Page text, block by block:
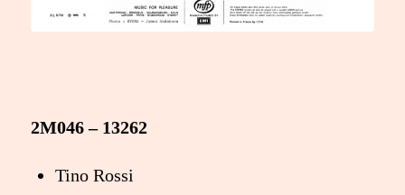
2M046 – 13262
Tino Rossi